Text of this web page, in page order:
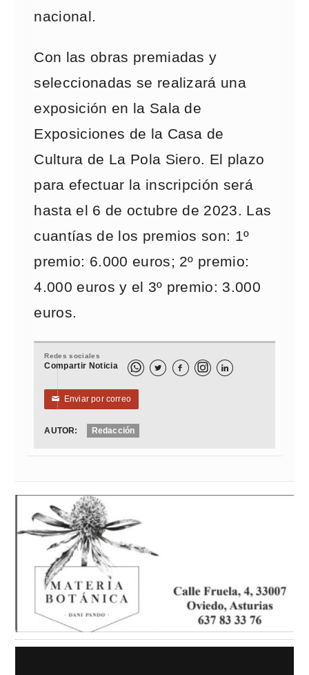
nacional.
Con las obras premiadas y
seleccionadas se realizará una
exposición en la Sala de
Exposiciones de la Casa de
Cultura de La Pola Siero. El plazo
para efectuar la inscripción será
hasta el 6 de octubre de 2023. Las
cuantías de los premios son: 1º
premio: 6.000 euros; 2º premio:
4.000 euros y el 3º premio: 3.000
euros.
Redes sociales
Compartir Noticia   
✉ Enviar por correo
AUTOR: Redacción